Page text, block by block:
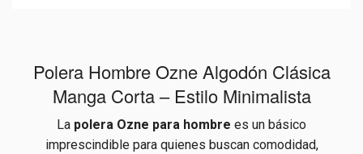
Polera Hombre Ozne Algodón Clásica
Manga Corta – Estilo Minimalista
La polera Ozne para hombre es un básico
imprescindible para quienes buscan comodidad,